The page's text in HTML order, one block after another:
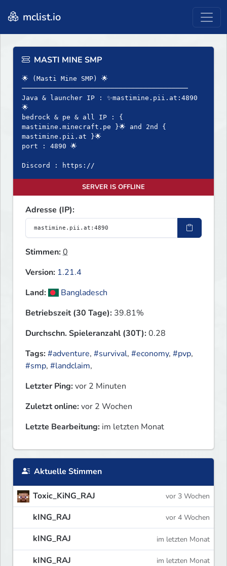
mclist.io
MASTI MINE SMP
🌟 (Masti Mine SMP) 🌟
─────────────────────────────────────────
Java & launcher IP : ✨mastimine.pii.at:4890
🌟
bedrock & pe & all IP : {
mastimine.minecraft.pe }🌟 and 2nd {
mastimine.pii.at }🌟
port : 4890 🌟
Discord : https://
SERVER IS OFFLINE
Adresse (IP):
Stimmen:0
Version: 1.21.4
Land:
Bangladesch
Betriebszeit (30 Tage): 39.81%
Durchschn. Spieleranzahl (30T):0.28
Tags:#adventure, #survival, #economy, #pvp,
#smp, #landclaim,
Letzter Ping:vor 2 Minuten
Zuletzt online:vor 2 Wochen
Letzte Bearbeitung: im letzten Monat
Aktuelle Stimmen
Toxic_KiNG_RAJ vor 3 Wochen
kING_RAJ vor 4 Wochen
kING_RAJ im letzten Monat
kING_RAJ im letzten Monat